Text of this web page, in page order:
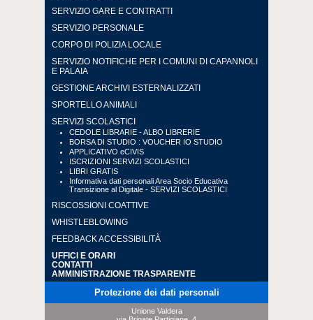
SERVIZIO GARE E CONTRATTI
SERVIZIO PERSONALE
CORPO DI POLIZIA LOCALE
SERVIZIO NOTIFICHE PER I COMUNI DI CAPANNOLI
E PALAIA
GESTIONE ARCHIVI ESTERNALIZZATI
SPORTELLO ANIMALI
SERVIZI SCOLASTICI
CEDOLE LIBRARIE - ALBO LIBRERIE
BORSA DI STUDIO : VOUCHER IO STUDIO
APPLICATIVO eCIVIS
ISCRIZIONI SERVIZI SCOLASTICI
LIBRI GRATIS
Informativa dati personali Area Socio Educativa
Transizione al Digitale - SERVIZI SCOLASTICI
RISCOSSIONI COATTIVE
WHISTLEBLOWING
FEEDBACK ACCESSIBILITÀ
UFFICI E ORARI
CONTATTI
AMMINISTRAZIONE TRASPARENTE
Protezione dei dati personali
Unione Valdera